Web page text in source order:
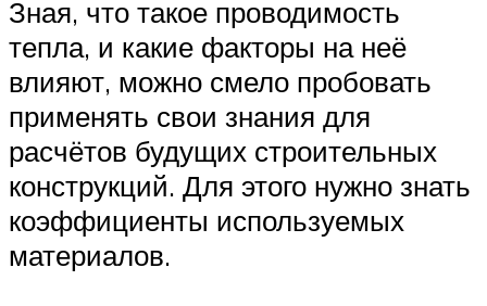
Зная, что такое проводимость
тепла, и какие факторы на неё
влияют, можно смело пробовать
применять свои знания для
расчётов будущих строительных
конструкций. Для этого нужно знать
коэффициенты используемых
материалов.